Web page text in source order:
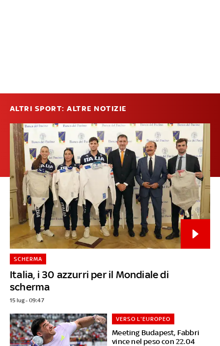
ALTRI SPORT: ALTRE NOTIZIE
Italia, i 30 azzurri per il Mondiale di
scherma
SCHERMA
15 lug - 09:47
Meeting Budapest, Fabbri
vince nel peso con 22.04
VERSO L'EUROPEO